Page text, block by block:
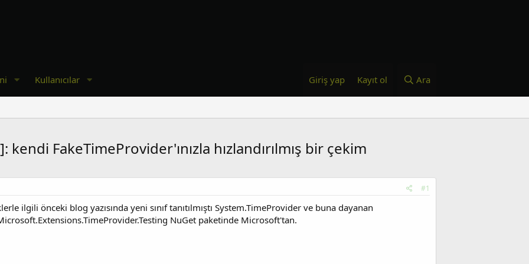
Kullanıcılar Giriş yap Kayıt ol Ara
FakeTimeProvider'ınızla hızlandırılmış bir çekim
#1
ilgili önceki blog yazısında yeni sınıf tanıtılmıştı System.TimeProvider ve buna dayanan
NuGet paketinde Microsoft'tan.